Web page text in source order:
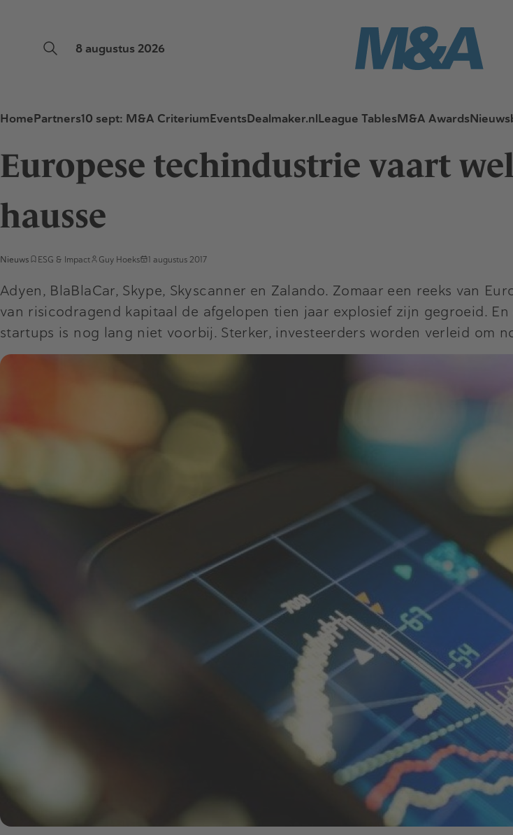
8 augustus 2026
HomePartners10 sept: M&A CriteriumEventsDealmaker.nlLeague TablesM&A Awards
Europese techindustrie vaart
hausse
Nieuws ESG & Impact Guy Hoeks 1 augustus 2017
Adyen, BlaBlaCar, Skype, Skyscanner en Zalando. Zomaar een reeks van
van risicodragend kapitaal de afgelopen tien jaar explosief zijn gegroeid.
startups is nog lang niet voorbij. Sterker, investeerders worden verleid om